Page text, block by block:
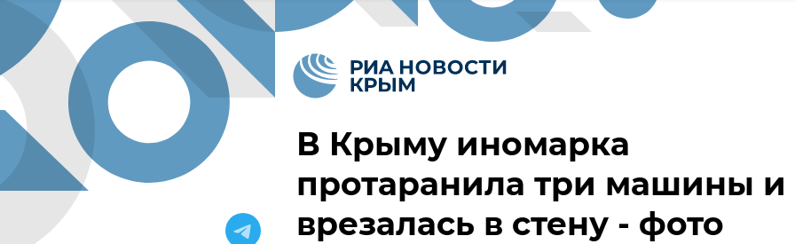
В Крыму иномарка
протаранила три машины и
врезалась в стену - фото